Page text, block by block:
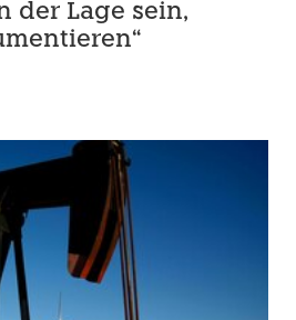
der Lage sein,